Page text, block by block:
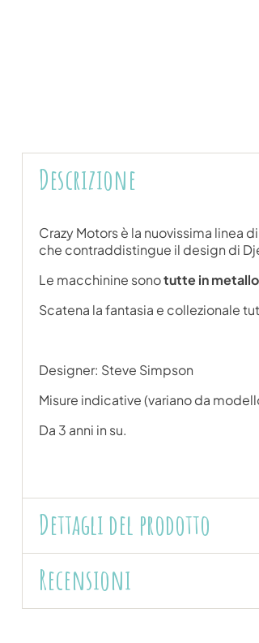
Descrizione
Crazy Motors è la nuovissima linea
che contraddistingue il design di
Le macchinine sonotutte in metallo
Scatena la fantasia e collezionale
Designer: Steve Simpson
Misure indicative (variano da
Da 3 anni in su.
Dettagli del prodotto
Recensioni